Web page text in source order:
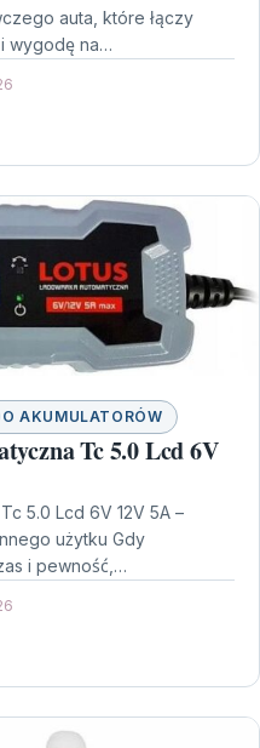
auta, które łączy
wygodę na…
AKUMULATORÓW
Tc 5.0 Lcd 6V
5.0 Lcd 6V 12V 5A –
użytku Gdy
i pewność,…